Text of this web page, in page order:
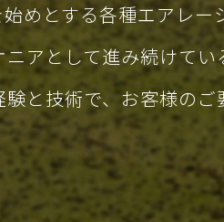
めとする各種エアレー
アとして進み続けてい
と技術で、お客様のご